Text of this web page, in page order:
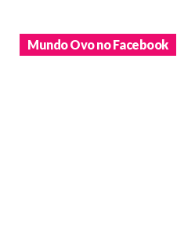
Mundo Ovo no Facebook